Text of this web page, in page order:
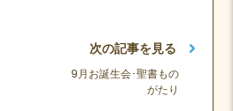
次の記事を見る
9月お誕生会･聖書もの
がたり